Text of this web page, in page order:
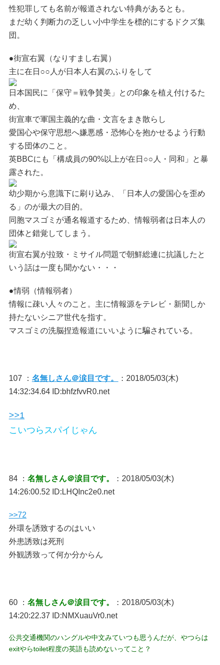
性犯罪しても名前が報道されない特典があるとも。
まだ幼く判断力の乏しい小中学生を標的にするドクズ集
団。
●街宣右翼（なりすまし右翼）
主に在日○○人が日本人右翼のふりをして
日本国民に「保守＝戦争賛美」との印象を植え付けるた
め、
街宣車で軍国主義的な曲・文言をまき散らし
愛国心や保守思想へ嫌悪感・恐怖心を抱かせるよう行動
する団体のこと。
英BBCにも「構成員の90%以上が在日○○人・同和」と暴
露された。
幼少期から意識下に刷り込み、「日本人の愛国心を歪め
る」のが最大の目的。
同胞マスゴミが通名報道するため、情報弱者は日本人の
団体と錯覚してしまう。
街宣右翼が拉致・ミサイル問題で朝鮮総連に抗議したと
いう話は一度も聞かない・・・
●情弱（情報弱者）
情報に疎い人々のこと。主に情報源をテレビ・新聞しか
持たないシニア世代を指す。
マスゴミの洗脳捏造報道にいいように騙されている。
107 ： 名無しさん＠涙目です。
：2018/05/03(木)
14:32:34.64 ID:bhfzfvvR0.net
>>1
こいつらスパイじゃん
84 ： 名無しさん＠涙目です。
：2018/05/03(木)
14:26:00.52 ID:LHQInc2e0.net
>>72
外環を誘致するのはいい
外患誘致は死刑
外観誘致って何か分からん
60 ： 名無しさん＠涙目です。
：2018/05/03(木)
14:20:22.37 ID:NMXuauVr0.net
公共交通機関のハングルや中文みていつも思うんだが、やつらは
exitやらtoilet程度の英語も読めないってこと？